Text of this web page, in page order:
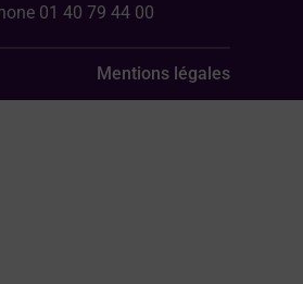
01 40 79 44 00
Mentions légales